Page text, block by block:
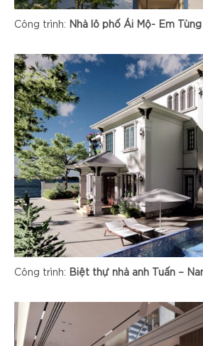
Công trình: Nhà lô phố Ái Mộ- Em Tùng
Công trình: Biệt thự nhà anh Tuấn –